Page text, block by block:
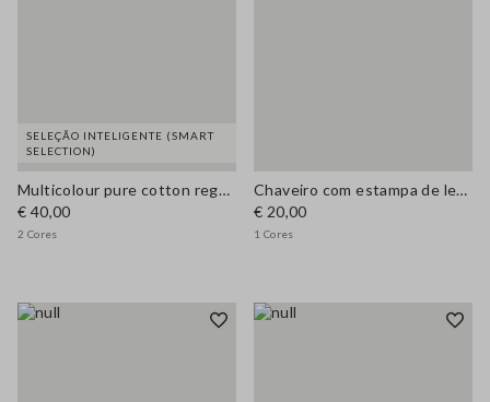
SELEÇÃO INTELIGENTE (SMART
SELECTION)
Multicolour pure cotton regular fit T-shirt
€ 40,00
2 Cores
Chaveiro com estampa de leopardo
€ 20,00
1 Cores